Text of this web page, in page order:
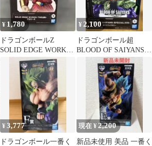
¥ 1,780
ドラゴンボールZ
SOLID EDGE WORKS
THE出陣 ブロリー II
¥2,100
ドラゴンボール超
BLOOD OF SAIYANS
ブロリー
¥3,777
ドラゴンボール一番く
現在 ¥2,200
新品未使用 美品 一番く